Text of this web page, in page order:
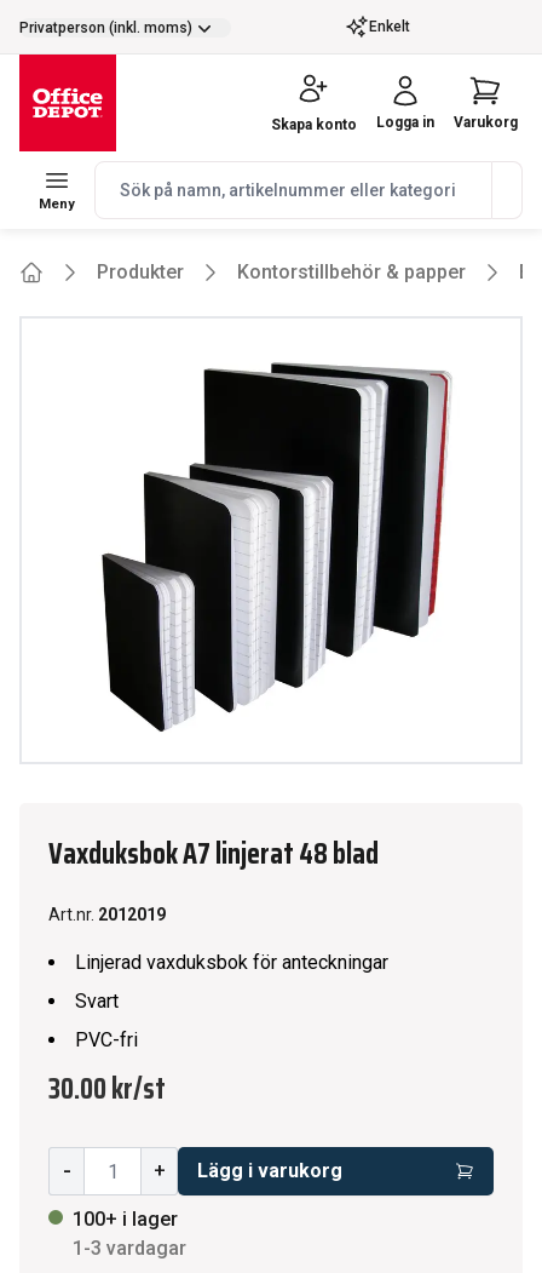
selector.vat
Privatperson (inkl. moms) Enkelt
Meny
navbar.quicksearch.label
Skapa konto Logga in Varukorg
Produkter Kontorstillbehör & papper
Vaxduksbok A7 linjerat 48 blad
Art.nr. 2012019
Linjerad vaxduksbok för anteckningar
Svart
PVC-fri
30.00 kr/st
- + Lägg i varukorg
100+ i lager
1-3 vardagar